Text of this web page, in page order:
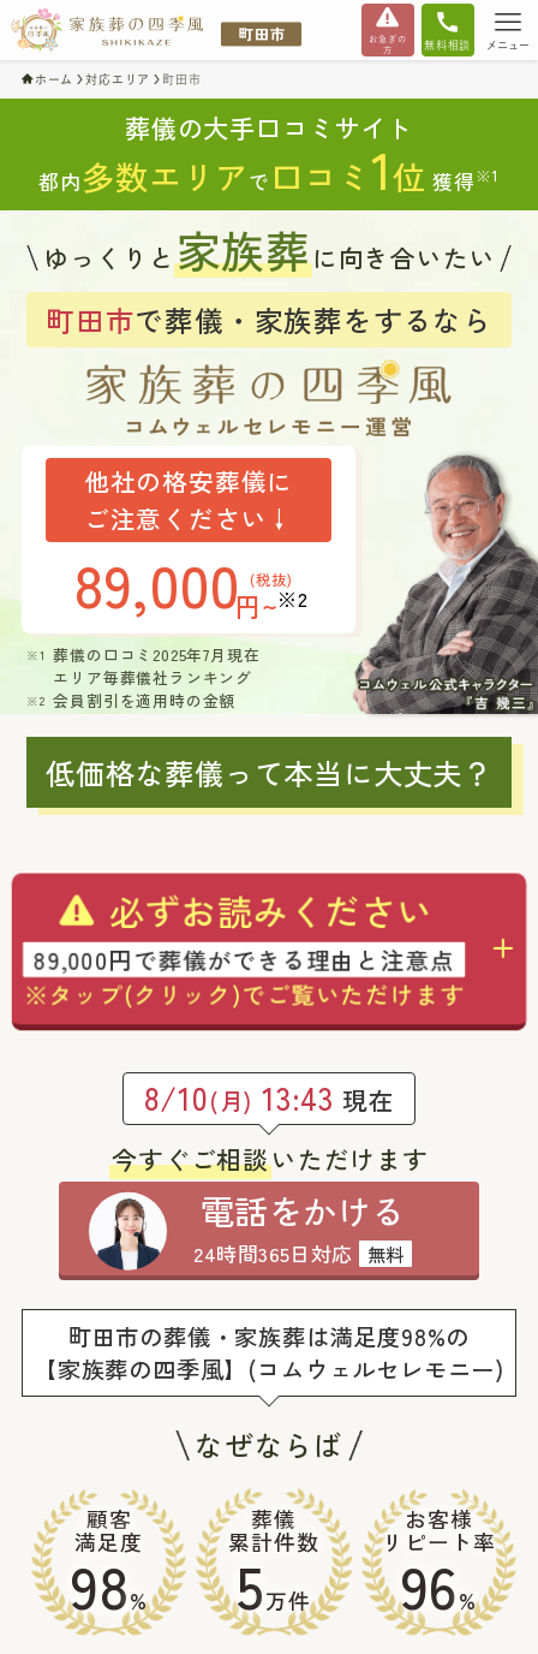
お急ぎの
方
無料相談 メニュー
ホーム 対応エリア 町田市
葬儀の大手口コミサイト
都内多数エリア で 口コミ 1位 獲得※1
ゆっくりと家族葬に向き合いたい
町田市で葬儀・家族葬をするなら
他社の格安葬儀に
ご注意ください↓
89,000 (税抜)
円~※2
葬儀の口コミ2025年7月現在
エリア毎葬儀社ランキング
会員割引を適用時の金額
低価格な葬儀って本当に大丈夫？
必ずお読みください
89,000円で葬儀ができる理由と注意点
※タップ(クリック)でご覧いただけます
8/10(月) 13:43 現在
今すぐご相談いただけます
電話をかける
24時間365日対応 無料
町田市の葬儀・家族葬は満足度98%の
【家族葬の四季風】(コムウェルセレモニー)
なぜならば
顧客
満足度
98%
葬儀
累計件数
5万件
お客様
リピート率
96%